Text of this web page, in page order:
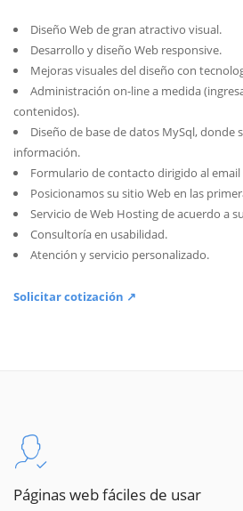
Diseño Web de gran atractivo visual.
Desarrollo y diseño Web responsive.
Mejoras visuales del diseño con
Administración on-line a medida
contenidos).
Diseño de base de datos MySql, donde
información.
Formulario de contacto dirigido al email
Posicionamos su sitio Web en las
Servicio de Web Hosting de acuerdo a
Consultoría en usabilidad.
Atención y servicio personalizado.
Solicitar cotización ↗
Páginas web fáciles de usar